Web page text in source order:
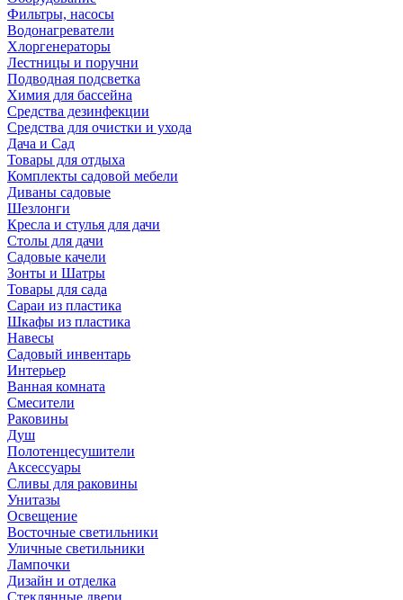
Фильтры, насосы
Водонагреватели
Хлоргенераторы
Лестницы и поручни
Подводная подсветка
Химия для бассейна
Средства дезинфекции
Средства для очистки и ухода
Дача и Сад
Товары для отдыха
Комплекты садовой мебели
Диваны садовые
Шезлонги
Кресла и стулья для дачи
Столы для дачи
Садовые качели
Зонты и Шатры
Товары для сада
Сараи из пластика
Шкафы из пластика
Навесы
Садовый инвентарь
Интерьер
Ванная комната
Смесители
Раковины
Душ
Полотенцесушители
Аксессуары
Сливы для раковины
Унитазы
Освещение
Восточные светильники
Уличные светильники
Лампочки
Дизайн и отделка
Стеклянные двери